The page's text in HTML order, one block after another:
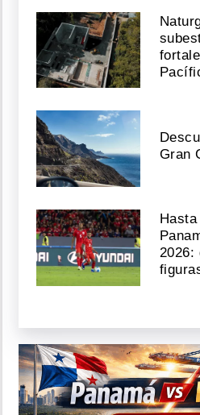
Gran
2026: